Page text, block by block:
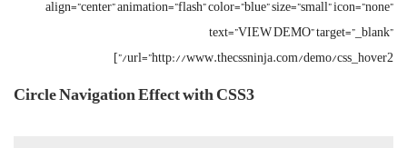
align=”center” animation=”flash” color=”blue” size=”small” icon=”none”
text=”VIEW DEMO” target=”_blank”
url=”http://www.thecssninja.com/demo/css_hover2/”]
Circle Navigation Effect with CSS3